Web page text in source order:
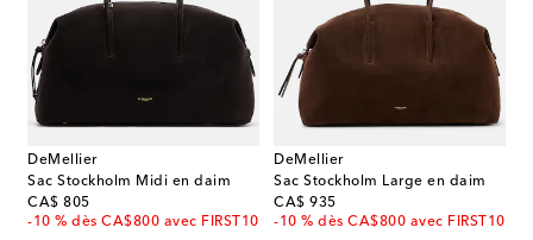
DeMellier
Sac Stockholm Midi en daim
CA$ 805
original price
-10 % dès CA$800 avec FIRST10
DeMellier
Sac Stockholm Large en daim
CA$ 935
original price
-10 % dès CA$800 avec FIRST10